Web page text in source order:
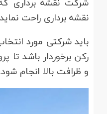
نقشه برداری راحت
باید شرکتی مورد
رکن برخوردار باشد
و ظرافت بالا انجام شود.